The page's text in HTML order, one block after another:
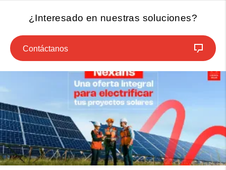
¿Interesado en nuestras soluciones?
Contáctanos